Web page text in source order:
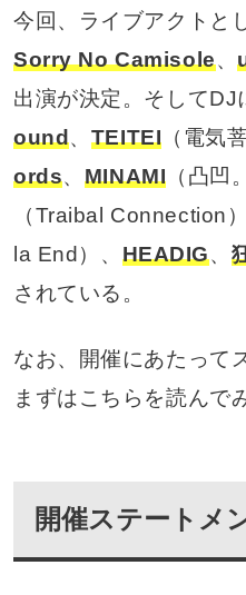
今回、ライブアクトと
Sorry No Camisole、
出演が決定。そしてDJ
ound、 TEITEI （電気
ords、 MINAMI （凸凹
（Traibal Connection）
la End）、 HEADIG、
されている。
なお、開催にあたって
まずはこちらを読んで
開催ステートメ